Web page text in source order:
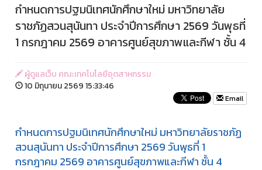
กำหนดการปฐมนิเทศนักศึกษาใหม่ มหาวิทยาลัย
ราชภัฏสวนสุนันทา ประจำปีการศึกษา 2569 วันพุธที่
1 กรกฎาคม 2569 อาคารศูนย์สุขภาพและกีฬา ชั้น 4
ผู้ดูแลเว็บ คณะเทคโนโลยีอุตสาหกรรม
10 มิถุนายน 2569 15:33:46
Email
กำหนดการปฐมนิเทศนักศึกษาใหม่ มหาวิทยาลัยราชภัฏ
สวนสุนันทา ประจำปีการศึกษา 2569 วันพุธที่ 1
กรกฎาคม 2569 อาคารศูนย์สุขภาพและกีฬา ชั้น 4